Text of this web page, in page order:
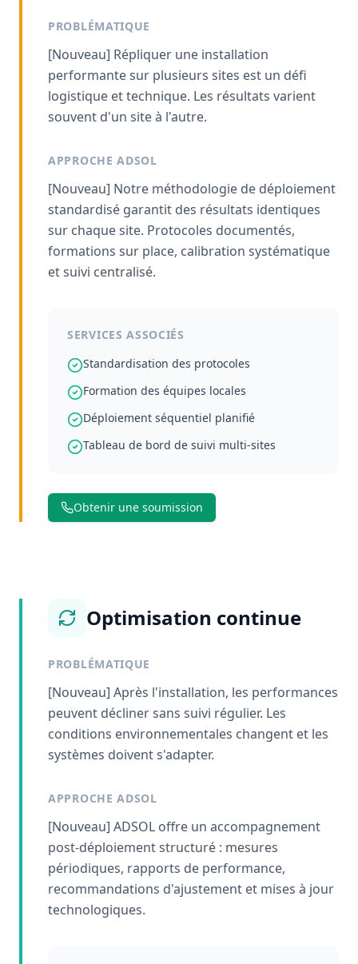
PROBLÉMATIQUE
[Nouveau] Répliquer une installation
performante sur plusieurs sites est un défi
logistique et technique. Les résultats varient
souvent d'un site à l'autre.
APPROCHE ADSOL
[Nouveau] Notre méthodologie de déploiement
standardisé garantit des résultats identiques
sur chaque site. Protocoles documentés,
formations sur place, calibration systématique
et suivi centralisé.
SERVICES ASSOCIÉS
Standardisation des protocoles
Formation des équipes locales
Déploiement séquentiel planifié
Tableau de bord de suivi multi-sites
Obtenir une soumission
Optimisation continue
PROBLÉMATIQUE
[Nouveau] Après l'installation, les performances
peuvent décliner sans suivi régulier. Les
conditions environnementales changent et les
systèmes doivent s'adapter.
APPROCHE ADSOL
[Nouveau] ADSOL offre un accompagnement
post-déploiement structuré : mesures
périodiques, rapports de performance,
recommandations d'ajustement et mises à jour
technologiques.